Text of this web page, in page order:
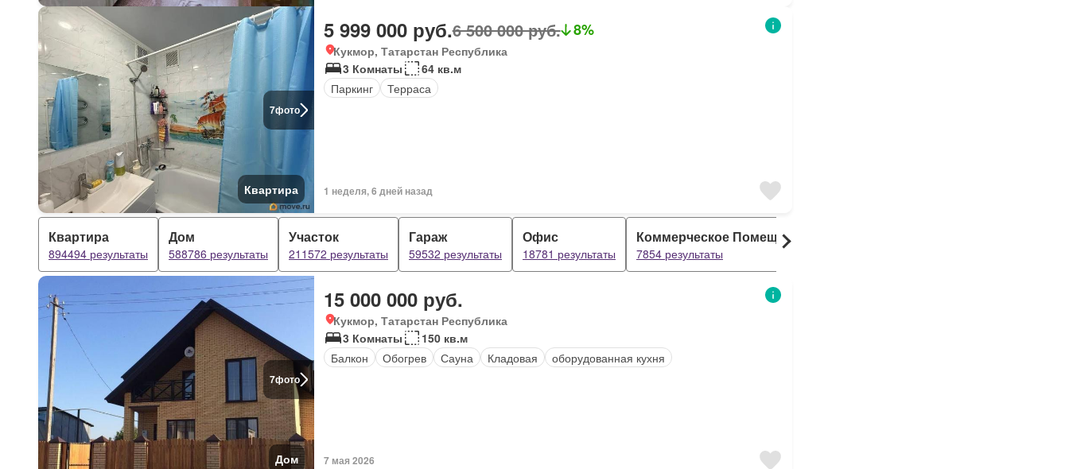
7фото
Квартира
5 999 000 руб.6 500 000 руб. 8%
Кукмор, Татарстан Республика
3 Комнаты
64 кв.м
Паркинг
Терраса
1 неделя, 6 дней назад
Квартира
894494 результаты
Дом
588786 результаты
Участок
211572 результаты
Гараж
59532 результаты
Офис
18781 результаты
Коммерческое Помещение
7854 результаты
7фото
Дом
15 000 000 руб.
Кукмор, Татарстан Республика
3 Комнаты
150 кв.м
Балкон
Обогрев Сауна Кладовая оборудованная кухня
7 мая 2026